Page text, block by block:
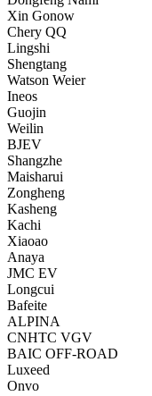
Xin Gonow
Chery QQ
Lingshi
Shengtang
Watson Weier
Ineos
Guojin
Weilin
BJEV
Shangzhe
Maisharui
Zongheng
Kasheng
Kachi
Xiaoao
Anaya
JMC EV
Longcui
Bafeite
ALPINA
CNHTC VGV
BAIC OFF-ROAD
Luxeed
Onvo